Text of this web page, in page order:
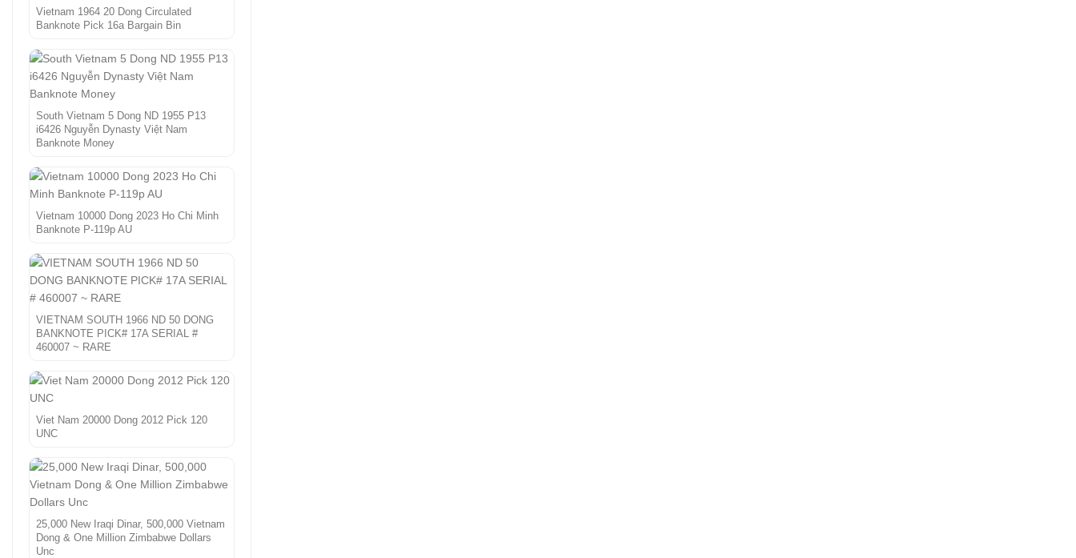
Vietnam 1964 20 Dong Circulated
Banknote Pick 16a Bargain Bin
South Vietnam 5 Dong ND 1955 P13
i6426 Nguyễn Dynasty Việt Nam
Banknote Money
Vietnam 10000 Dong 2023 Ho Chi Minh
Banknote P-119p AU
VIETNAM SOUTH 1966 ND 50 DONG
BANKNOTE PICK# 17A SERIAL #
460007 ~ RARE
Viet Nam 20000 Dong 2012 Pick 120
UNC
25,000 New Iraqi Dinar, 500,000 Vietnam
Dong & One Million Zimbabwe Dollars
Unc